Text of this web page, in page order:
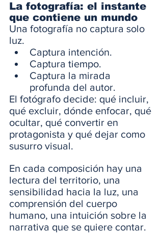
La fotografía: el instante
que contiene un mundo
Una fotografía no captura solo
luz.
Captura intención.
Captura tiempo.
Captura la mirada
profunda del autor.
El fotógrafo decide: qué incluir,
qué excluir, dónde enfocar, qué
ocultar, qué convertir en
protagonista y qué dejar como
susurro visual.
En cada composición hay una
lectura del territorio, una
sensibilidad hacia la luz, una
comprensión del cuerpo
humano, una intuición sobre la
narrativa que se quiere contar.